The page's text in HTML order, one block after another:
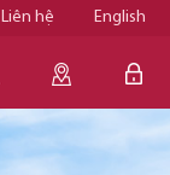
Liên hệ English